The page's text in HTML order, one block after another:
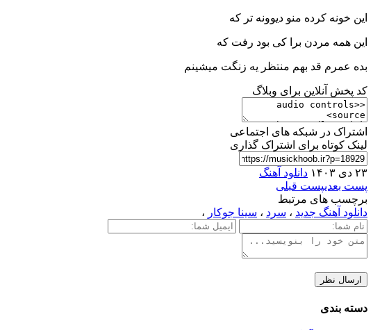
این خونه کرده منو دیوونه تر که
این همه مردن برا کی بود رفت که
بده عمرم قد بهم منتظر یه زنگت میشینم
کد پخش آنلاین برای وبلاگ
اشتراک در شبکه های اجتماعی
لینک کوتاه برای اشتراک گذاری
۲۳ دی ۱۴۰۳
دانلود آهنگ
پست بعدیپست قبلی
برچسب های مرتبط
دانلود آهنگ جدید ، سرد ، سینا جوکار ،
دسته بندی